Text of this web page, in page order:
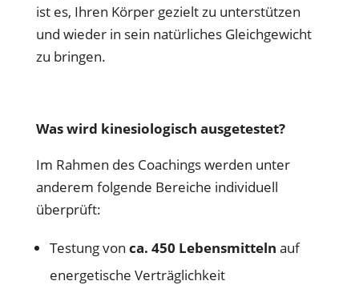
ist es, Ihren Körper gezielt zu unterstützen
und wieder in sein natürliches Gleichgewicht
zu bringen.
Was wird kinesiologisch ausgetestet?
Im Rahmen des Coachings werden unter
anderem folgende Bereiche individuell
überprüft:
Testung von ca. 450 Lebensmitteln auf
energetische Verträglichkeit